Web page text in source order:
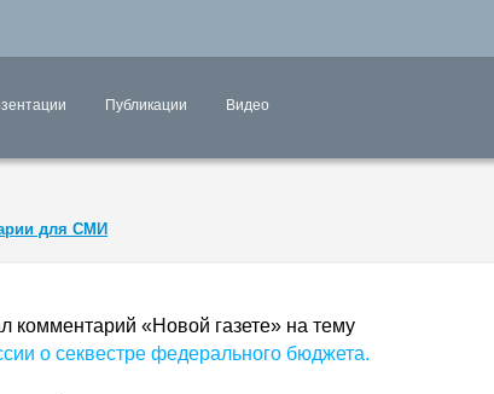
Публикации Видео
для СМИ
комментарий «Новой газете» на тему
о секвестре федерального бюджета.